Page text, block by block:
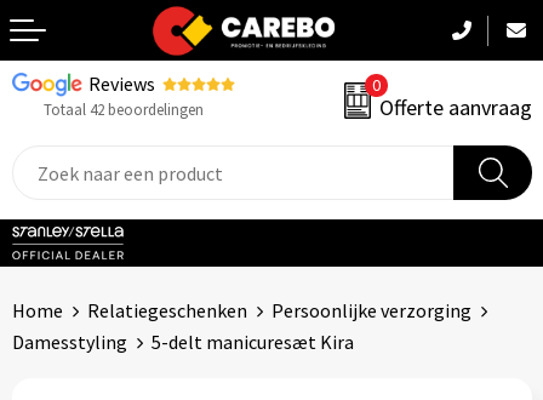
Reviews
Totaal 42 beoordelingen
0
Offerte aanvraag
Terug
Sportkleding
Home Relatiegeschenken
Persoonlijke verzorging
Damesstyling
5-delt manicuresæt Kira